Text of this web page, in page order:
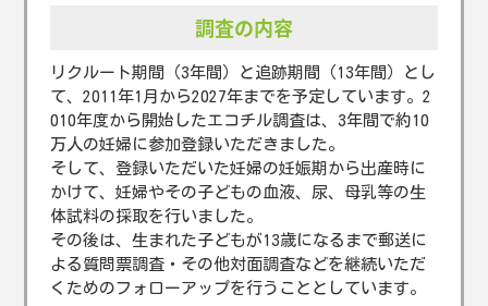
調査の内容
リクルート期間（3年間）と追跡期間（13年間）とし
て、2011年1月から2027年までを予定しています。2
010年度から開始したエコチル調査は、3年間で約10
万人の妊婦に参加登録いただきました。
そして、登録いただいた妊婦の妊娠期から出産時に
かけて、妊婦やその子どもの血液、尿、母乳等の生
体試料の採取を行いました。
その後は、生まれた子どもが13歳になるまで郵送に
よる質問票調査・その他対面調査などを継続いただ
くためのフォローアップを行うこととしています。